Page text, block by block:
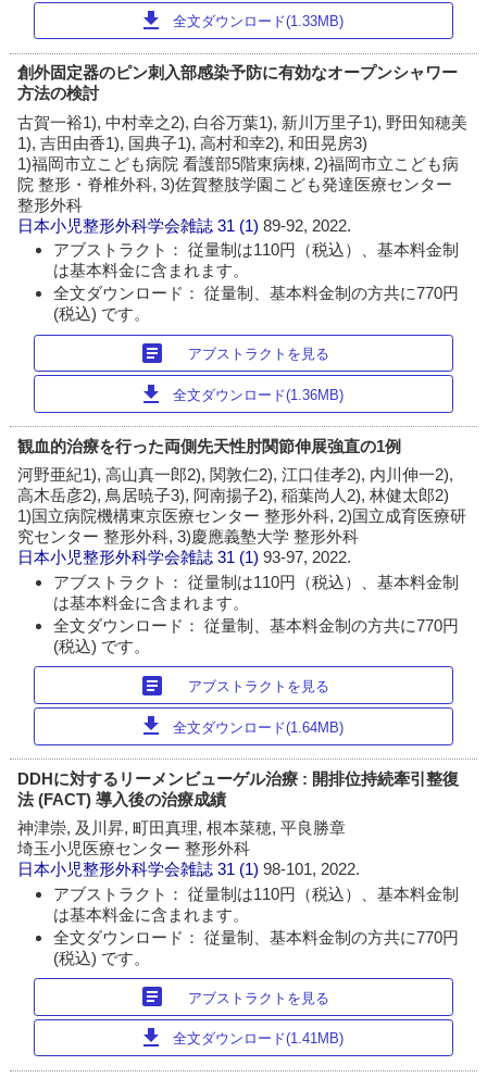
download 全文ダウンロード(1.33MB)
創外固定器のピン刺入部感染予防に有効なオープンシャワー
方法の検討
古賀一裕1), 中村幸之2), 白谷万葉1), 新川万里子1), 野田知穂美
1), 吉田由香1), 国典子1), 高村和幸2), 和田晃房3)
1)福岡市立こども病院 看護部5階東病棟, 2)福岡市立こども病
院 整形・脊椎外科, 3)佐賀整肢学園こども発達医療センター
整形外科
日本小児整形外科学会雑誌 31 (1)89-92, 2022.
アブストラクト： 従量制は110円（税込）、基本料金制
は基本料金に含まれます。
全文ダウンロード： 従量制、基本料金制の方共に770円
(税込) です。
article アブストラクトを見る
download 全文ダウンロード(1.36MB)
観血的治療を行った両側先天性肘関節伸展強直の1例
河野亜紀1), 高山真一郎2), 関敦仁2), 江口佳孝2), 内川伸一2),
高木岳彦2), 鳥居暁子3), 阿南揚子2), 稲葉尚人2), 林健太郎2)
1)国立病院機構東京医療センター 整形外科, 2)国立成育医療研
究センター 整形外科, 3)慶應義塾大学 整形外科
日本小児整形外科学会雑誌 31 (1)93-97, 2022.
アブストラクト： 従量制は110円（税込）、基本料金制
は基本料金に含まれます。
全文ダウンロード： 従量制、基本料金制の方共に770円
(税込) です。
article アブストラクトを見る
download 全文ダウンロード(1.64MB)
DDHに対するリーメンビューゲル治療 : 開排位持続牽引整復
法 (FACT) 導入後の治療成績
神津崇, 及川昇, 町田真理, 根本菜穂, 平良勝章
埼玉小児医療センター 整形外科
日本小児整形外科学会雑誌 31 (1)98-101, 2022.
アブストラクト： 従量制は110円（税込）、基本料金制
は基本料金に含まれます。
全文ダウンロード： 従量制、基本料金制の方共に770円
(税込) です。
article アブストラクトを見る
download 全文ダウンロード(1.41MB)